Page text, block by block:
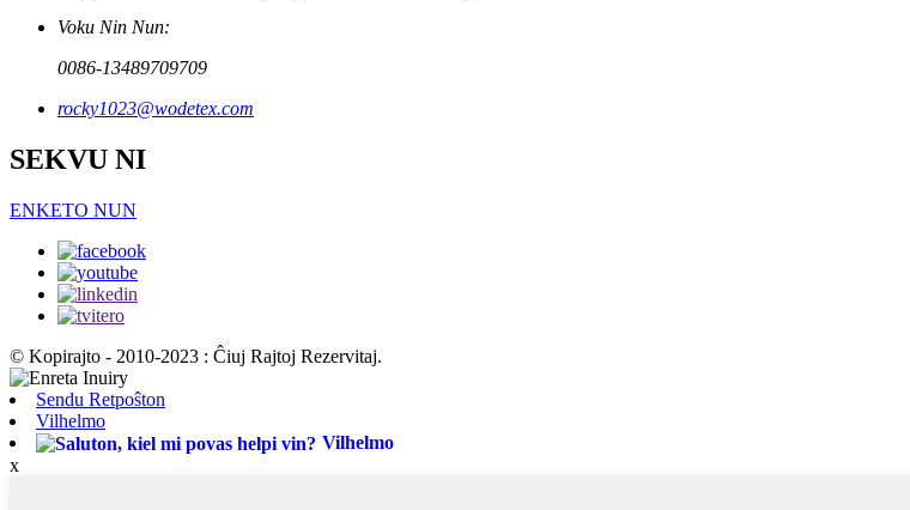
Voku Nin Nun:
0086-13489709709
rocky1023@wodetex.com
SEKVU NI
ENKETO NUN
© Kopirajto - 2010-2023 : Ĉiuj Rajtoj Rezervitaj.
Sendu Retpoŝton
Vilhelmo
Vilhelmo
x